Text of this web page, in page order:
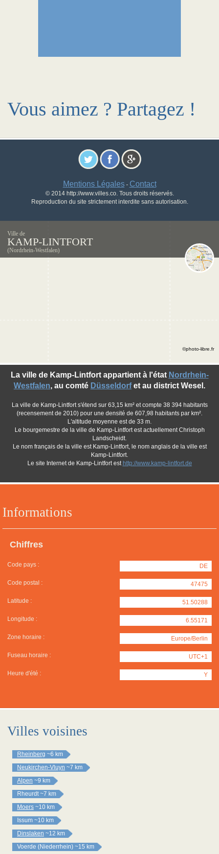
Vous aimez ? Partagez !
Mentions Légales- Contact
© 2014 http://www.villes.co. Tous droits réservés.
Reproduction du site strictement interdite sans autorisation.
Ville de
KAMP-LINTFORT
(Nordrhein-Westfalen)
Informations
Chiffres
Code pays : DE
Code postal : 47475
Latitude : 51.50288
Longitude : 6.55171
Zone horaire : Europe/Berlin
Fuseau horaire : UTC+1
Heure d'été : Y
La ville de Kamp-Lintfort appartient à l'état Nordrhein-
Westfalen, au comté Düsseldorfet au district Wesel.
La ville de Kamp-Lintfort s'étend sur 63,15 km² et compte 38 394 habitants
(recensement de 2010) pour une densité de 607,98 habitants par km².
L'altitude moyenne est de 33 m.
Le bourgemestre de la ville de Kamp-Lintfort est actuellement Christoph
Landscheidt.
Le nom français de la ville est Kamp-Lintfort, le nom anglais de la ville est
Kamp-Lintfort.
Le site Internet de Kamp-Lintfort est http://www.kamp-lintfort.de
©photo-libre.fr
Villes voisines
Rheinberg ~6 km
Neukirchen-Vluyn ~7 km
Alpen ~9 km
Rheurdt ~7 km
Moers ~10 km
Issum ~10 km
Dinslaken ~12 km
Voerde (Niederrhein) ~15 km